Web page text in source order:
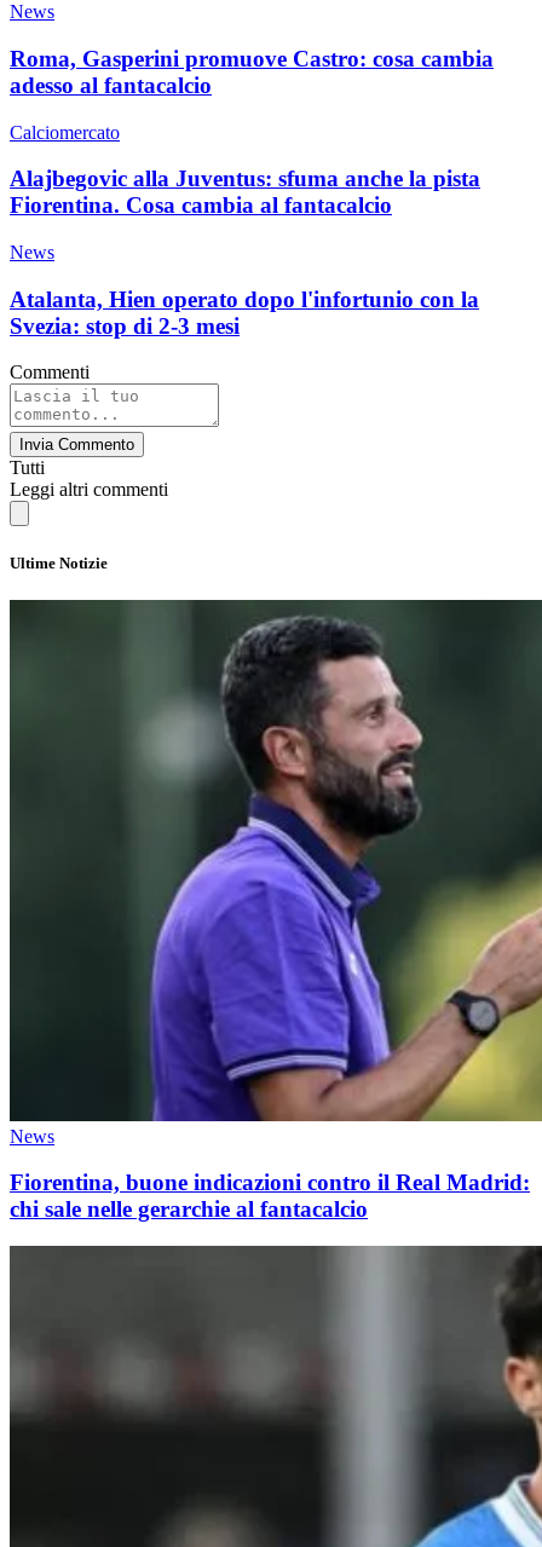
News
Roma, Gasperini promuove Castro: cosa cambia
adesso al fantacalcio
Calciomercato
Alajbegovic alla Juventus: sfuma anche la pista
Fiorentina. Cosa cambia al fantacalcio
News
Atalanta, Hien operato dopo l'infortunio con la
Svezia: stop di 2-3 mesi
Commenti
Invia Commento
Tutti
Leggi altri commenti
Ultime Notizie
News
Fiorentina, buone indicazioni contro il Real Madrid:
chi sale nelle gerarchie al fantacalcio